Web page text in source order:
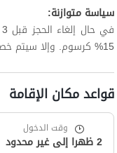
سياسة متوازنة:
15% كرسوم. وإلا سيتم خصم أجرة الليلة الأولى بالإضافة إلى ما يصل إلى 15% من الليالي المتبقية.
قواعد مكان الإقامة
وقت الدخول
2 ظهرا إلى غير محدود